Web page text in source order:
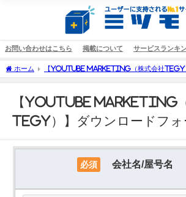
お問い合わせはこちら 掲載について サービスランキ
ホーム
【YouTube Marketing（株式会社tegy）
【YouTube Marketing（
tegy）】ダウンロードフォ
必須 会社名/屋号名